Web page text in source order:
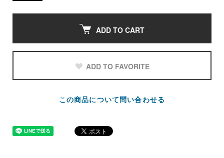
ADD TO CART
ADD TO FAVORITE
この商品について問い合わせる